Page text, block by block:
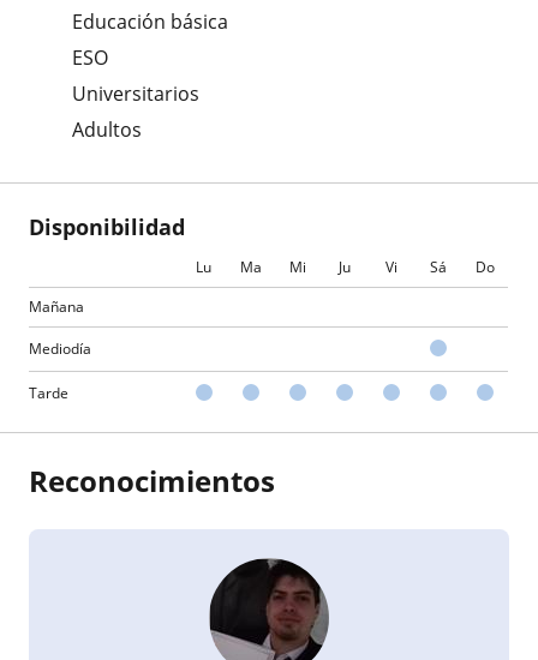
Educación básica
ESO
Universitarios
Adultos
Disponibilidad
Lu Ma Mi Ju Vi Sá
Do
Mañana
Mediodía
Tarde
Reconocimientos